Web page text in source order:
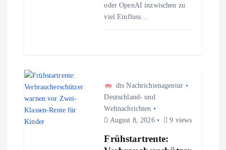
oder OpenAI inzwischen zu
viel Einfluss…
dts Nachrichtenagentur
Deutschland- und
Weltnachrichten
August 8, 2026
9 views
Frühstartrente: